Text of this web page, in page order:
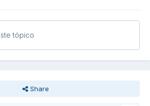
tópico
Share